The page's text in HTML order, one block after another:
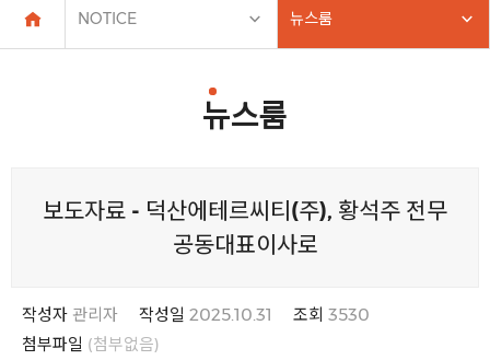
NOTICE 뉴스룸
뉴스룸
보도자료 - 덕산에테르씨티(주), 황석주 전무
공동대표이사로
작성자 관리자 작성일 2025.10.31 조회 3530
첨부파일 (첨부없음)